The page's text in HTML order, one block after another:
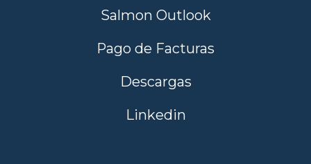
Salmon Outlook
Pago de Facturas
Descargas
Linkedin